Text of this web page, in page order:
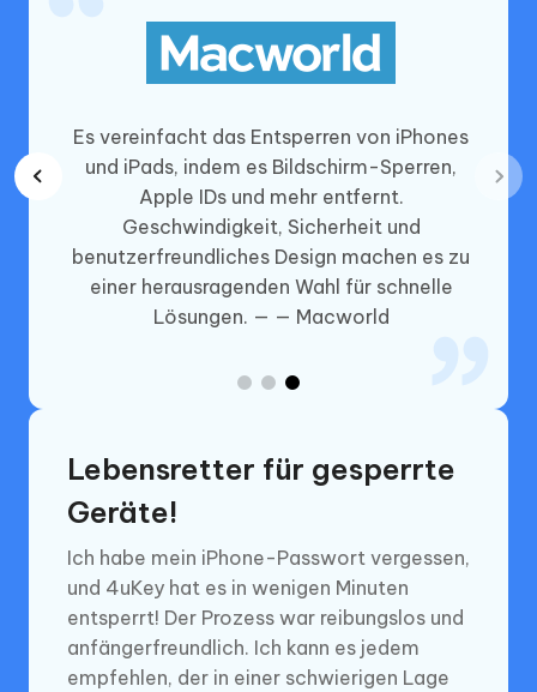
von
Es vereinfacht das Entsperren von iPhones
und iPads, indem es Bildschirm-Sperren,
Apple IDs und mehr entfernt.
Geschwindigkeit, Sicherheit und
benutzerfreundliches Design machen es zu
einer herausragenden Wahl für schnelle
Lösungen. — — Macworld
Lebensretter für gesperrte
Geräte!
Ich habe mein iPhone-Passwort vergessen,
und 4uKey hat es in wenigen Minuten
entsperrt! Der Prozess war reibungslos und
anfängerfreundlich. Ich kann es jedem
empfehlen, der in einer schwierigen Lage